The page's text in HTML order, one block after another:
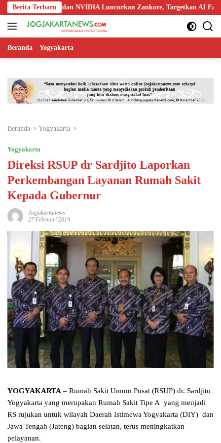
Langsung
ke
konten
Berita Terbaru
Nokia, dan NVIDIA Luncurkan Zankore, Targetkan AI Factory 1 GW
Beranda Yogyakarta
Beranda Yogyakarta
Yogyakarta
Direksi RSUP dr Sardjito Laporkan
Perkembangan Layanan Rumah Sakit
Kepada Gubernur
Jogjakartanews
27 Februari 2019
YOGYAKARTA – Rumah Sakit Umum Pusat (RSUP) dr. Sardjito
Yogyakarta yang merupakan Rumah Sakit Tipe A yang menjadi
RS rujukan untuk wilayah Daerah Istimewa Yogyakarta (DIY) dan
Jawa Tengah (Jateng) bagian selatan, terus meningkatkan
pelayanan.